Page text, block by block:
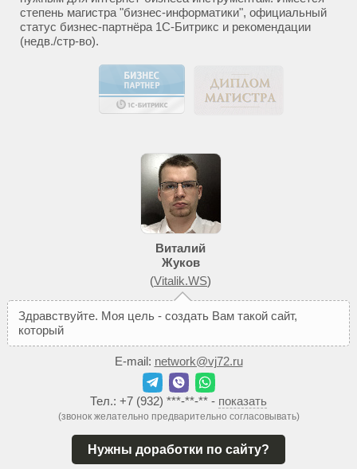
степень магистра "бизнес-информатики", официальный
статус бизнес-партнёра 1С-Битрикс и рекомендации
(недв./стр-во).
Виталий
Жуков
(Vitalik.WS)
Здравствуйте. Моя цель - создать Вам такой сайт,
который
E-mail: network@vj72.ru
Тел.: +7 (932) ***-**-** - показать
(звонок желательно предварительно согласовывать)
Нужны доработки по сайту?